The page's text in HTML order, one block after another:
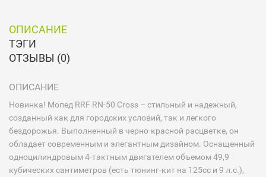
ОПИСАНИЕ
ТЭГИ
ОТЗЫВЫ (0)
ОПИСАНИЕ
Новинка! Мопед RRF RN-50 Cross – стильный и надежный,
созданный как для городских условий, так и легкого
бездорожья. Выполненный в черно-красной расцветке, он
обладает современным и элегантным дизайном. Оснащенный
одноцилиндровым 4-тактным двигателем объемом 49,9
кубических сантиметров (есть тюнинг-кит на 125сс и 9 л.с.),